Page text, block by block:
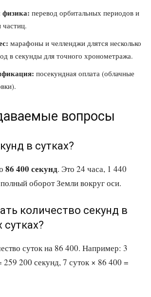
физика: перевод орбитальных периодов и
марафоны и челленджи длятся несколько
в секунды для точного хронометража.
посекундная оплата (облачные
вопросы
в сутках?
86 400 секунд. Это 24 часа, 1 440
оборот Земли вокруг оси.
количество секунд в
сутках?
суток на 86 400. Например: 3
259 200 секунд, 7 суток × 86 400 =